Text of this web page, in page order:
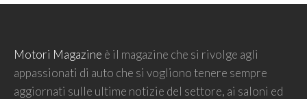
Motori Magazine è il magazine che si rivolge agli
appassionati di auto che si vogliono tenere sempre
aggiornati sulle ultime notizie del settore, ai saloni ed